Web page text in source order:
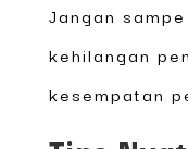
Jangan
kehilangan
kesempatan